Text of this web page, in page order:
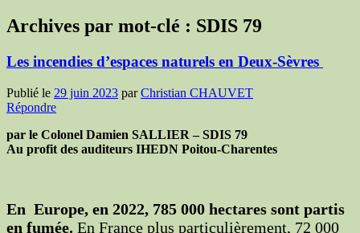
Archives par mot-clé : SDIS 79
Les incendies d’espaces naturels en Deux-Sèvres
Publié le 29 juin 2023 parChristian CHAUVET
Répondre
par le Colonel Damien SALLIER – SDIS 79
Au profit des auditeurs IHEDN Poitou-Charentes
En Europe, en 2022, 785 000 hectares sont partis
en fumée. En France plus particulièrement, 72 000